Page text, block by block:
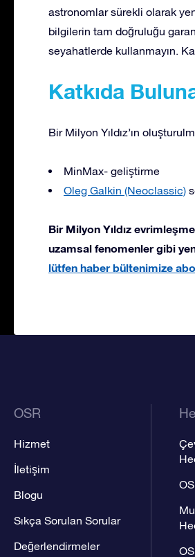
astronomlar sürekli olarak
bilgilerin tam doğruluğu
seyahatlerde kullanmayın.
Katkıda
Bir Milyon Yıldız’ın
MinMax- geliştirme
Oleg Galkin (Neoclassic)
Bir Milyon Yıldız
uzamsal fenomenler gibi
lütfen haber bültenimize
OSR
Hizmet
İletişim
Blogu
Sıkça Sorulan Sorular
Değerlendirmeler